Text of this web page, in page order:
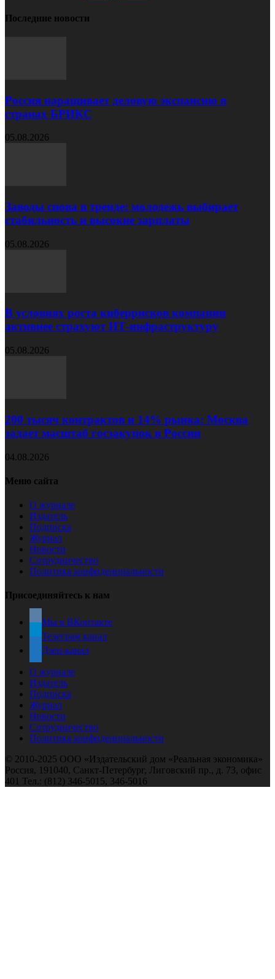
Последние новости
Россия наращивает деловую экспансию в
странах БРИКС
05.08.2026
Заводы снова в тренде: молодежь выбирает
стабильность и высокие зарплаты
05.08.2026
В условиях роста киберрисков компании
активнее страхуют ИТ‑инфраструктуру
05.08.2026
200 тысяч контрактов и 14% рынка: Москва
задает масштаб госзакупок в России
04.08.2026
Меню сайта
О журнале
Издатель
Подписка
Журнал
Новости
Сотрудничество
Политика конфиденциальности
Присоединяйтесь к нам
Мы в ВКонтакте
Телеграм канал
Дзен-канал
О журнале
Издатель
Подписка
Журнал
Новости
Сотрудничество
Политика конфиденциальности
© 2010-2025 ООО «Издательский дом «Реальная экономика»
Россия, 191040, Санкт-Петербург, Лиговский пр., д. 73, офис
401 Тел.: (812) 346-5015, 346-5016